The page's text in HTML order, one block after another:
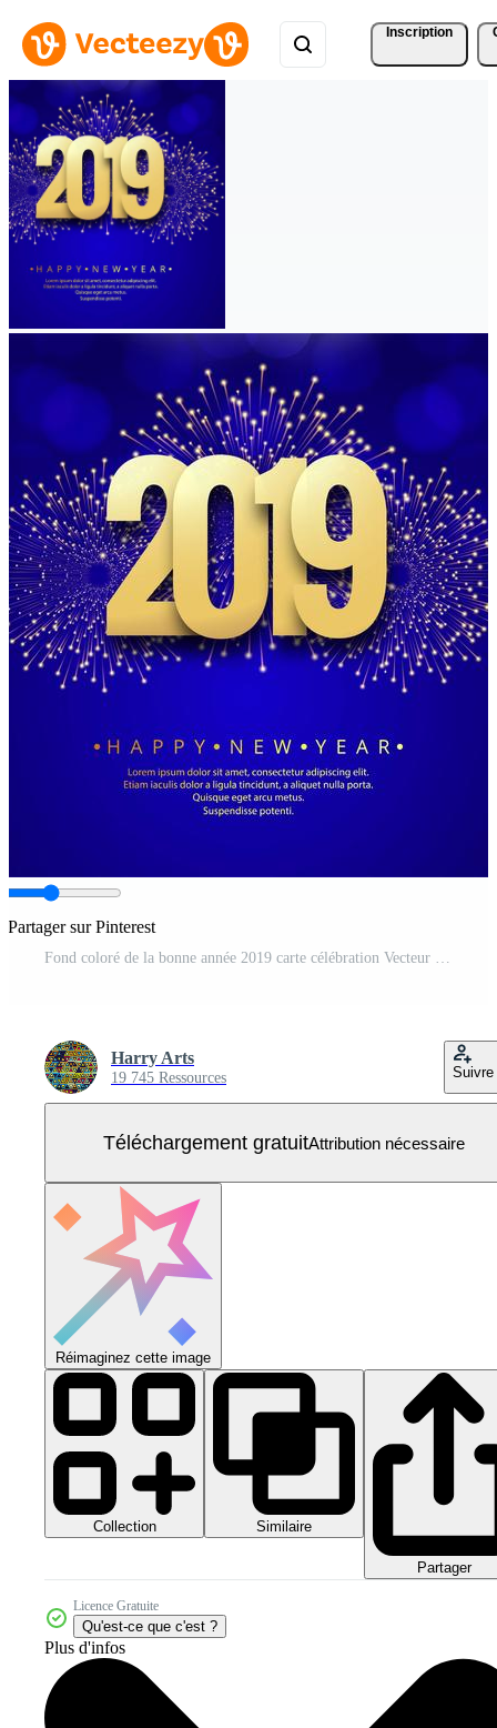
Inscription
Partager sur Pinterest
Fond coloré de la bonne année 2019 carte célébration Vecteur Gratuit
Harry Arts
19 745 Ressources Suivre
Téléchargement gratuitAttribution nécessaire
Réimaginez cette image
Collection Similaire
Partager
Licence Gratuite
Qu'est-ce que c'est ?
Plus d'infos